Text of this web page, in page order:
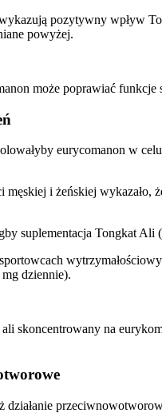
pozytywny wpływ
powyżej.
może poprawiać
eurycomanon w
i żeńskiej wykazało,
suplementacja Tongkat Ali
dziennie).
skoncentrowany na
działanie